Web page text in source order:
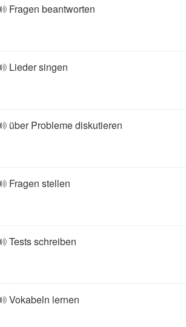
Fragen beantworten
Lieder singen
über Probleme diskutieren
Fragen stellen
Tests schreiben
Vokabeln lernen